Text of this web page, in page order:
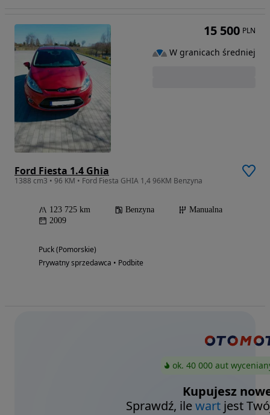
Ford Fiesta 1.4 Ghia
1388 cm3 • 96 KM • Ford Fiesta GHIA 1,4 96KM Benzyna
123 725 km Benzyna
Manualna
2009
Puck (Pomorskie)
Prywatny sprzedawca • Podbite
15 500 PLN
W granicach średniej
ok. 40 000 aut
Kupujesz
Sprawdź, ilewart jest